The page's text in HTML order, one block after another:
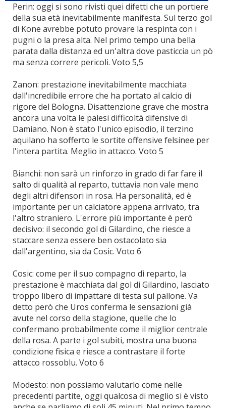
Perin: oggi si sono rivisti quei difetti che un portiere
della sua età inevitabilmente manifesta. Sul terzo gol
di Kone avrebbe potuto provare la respinta con i
pugni o la presa alta. Nel primo tempo una bella
parata dalla distanza ed un'altra dove pasticcia un pò
ma senza correre pericoli. Voto 5,5
Zanon: prestazione inevitabilmente macchiata
dall'incredibile errore che ha portato al calcio di
rigore del Bologna. Disattenzione grave che mostra
ancora una volta le palesi difficoltà difensive di
Damiano. Non è stato l'unico episodio, il terzino
aquilano ha sofferto le sortite offensive felsinee per
l'intera partita. Meglio in attacco. Voto 5
Bianchi: non sarà un rinforzo in grado di far fare il
salto di qualità al reparto, tuttavia non vale meno
degli altri difensori in rosa. Ha personalità, ed è
importante per un calciatore appena arrivato, tra
l'altro straniero. L'errore più importante è però
decisivo: il secondo gol di Gilardino, che riesce a
staccare senza essere ben ostacolato sia
dall'argentino, sia da Cosic. Voto 6
Cosic: come per il suo compagno di reparto, la
prestazione è macchiata dal gol di Gilardino, lasciato
troppo libero di impattare di testa sul pallone. Va
detto però che Uros conferma le sensazioni già
avute nel corso della stagione, quelle che lo
confermano probabilmente come il miglior centrale
della rosa. A parte i gol subiti, mostra una buona
condizione fisica e riesce a contrastare il forte
attacco rossoblu. Voto 6
Modesto: non possiamo valutarlo come nelle
precedenti partite, oggi qualcosa di meglio si è visto